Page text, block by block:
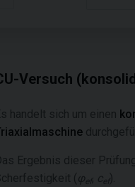
Versuch
handelt sich um einen
Ergebnis dieser
( φef, c ef).